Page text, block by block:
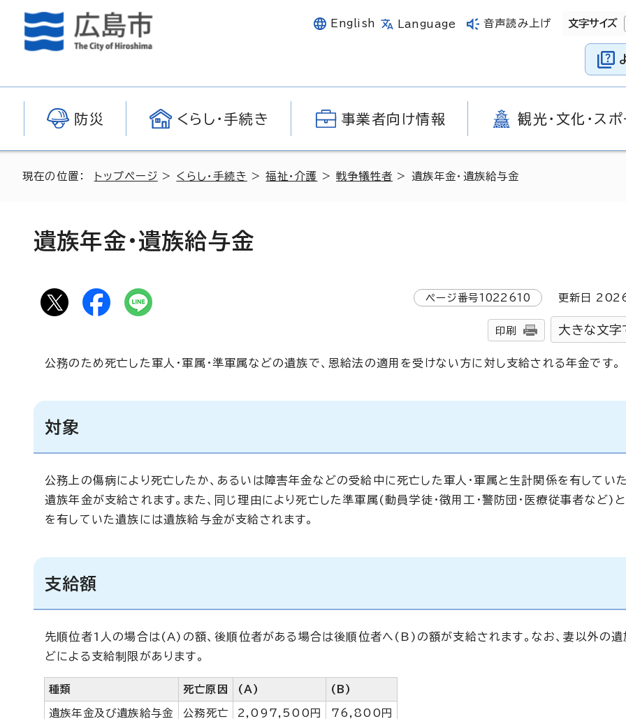
English Language 音声読み上げ 文字サイズ
防災 くらし・手続き 事業者向け情報 観光・文化・ス
現在の位置： トップページ > くらし・手続き >福祉・介護 >戦争犠牲者 > 遺族年金・遺族給与金
遺族年金・遺族給与金
ページ番号1022610 更新日
印刷 大きな文字
公務のため死亡した軍人・軍属・準軍属などの遺族で、恩給法の適用を受けない方に対し支給される年金です。
対象
公務上の傷病により死亡したか、あるいは障害年金などの受給中に死亡した軍人・軍属と生計関係を有してい
遺族年金が支給されます。また、同じ理由により死亡した準軍属(動員学徒・徴用工・警防団・医療従事者など)
を有していた遺族には遺族給与金が支給されます。
支給額
先順位者1人の場合は(A)の額、後順位者がある場合は後順位者へ(B)の額が支給されます。なお、妻以外の
どによる支給制限があります。
種類 死亡原因 (A) (B)
遺族年金及び遺族給与金 公務死亡 2,097,500円 76,800円